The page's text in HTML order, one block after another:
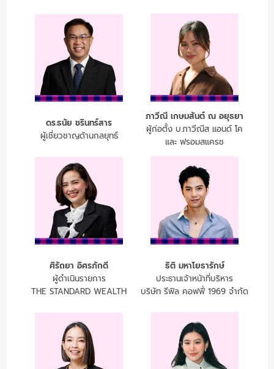
ดร.ธนัย ชรินทร์สาร
ผู้เชี่ยวชาญด้านกลยุทธ์
ภาวีณี เกษมสันต์ ณ อยุธยา
ผู้ก่อตั้ง บ.ภาวีณีส แอนด์ โค
และ ฟรอมสแครช
ศิรัถยา อิศรภักดี
ผู้ดำเนินรายการ
THE STANDARD WEALTH
ธิติ มหาโยธารักษ์
ประธานเจ้าหน้าที่บริหาร
บริษัท รีฟิล คอฟฟี่ 1969 จำกัด